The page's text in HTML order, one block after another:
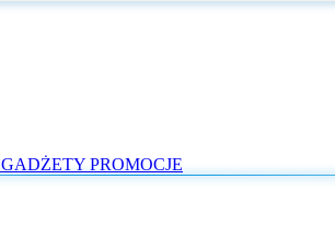
GADŻETY PROMOCJE